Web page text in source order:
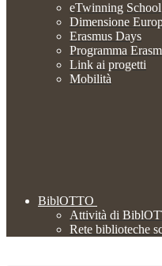
eTwinning School
Dimensione
Erasmus Days
Programma
Link ai progetti
Mobilità
BiblOTTO
Attività di
Rete biblioteche